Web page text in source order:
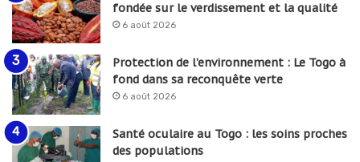
fondée sur le verdissement et la qualité
6 août 2026
Protection de l’environnement : Le Togo à
fond dans sa reconquête verte
6 août 2026
Santé oculaire au Togo : les soins proches
des populations